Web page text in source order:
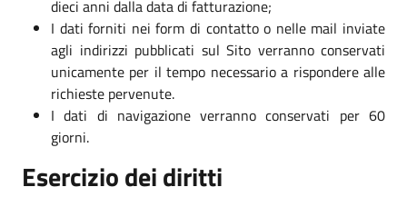
dieci anni dalla data di fatturazione;
I dati forniti nei form di contatto o nelle mail inviate
agli indirizzi pubblicati sul Sito verranno conservati
unicamente per il tempo necessario a rispondere alle
richieste pervenute.
I dati di navigazione verranno conservati per 60
giorni.
Esercizio dei diritti